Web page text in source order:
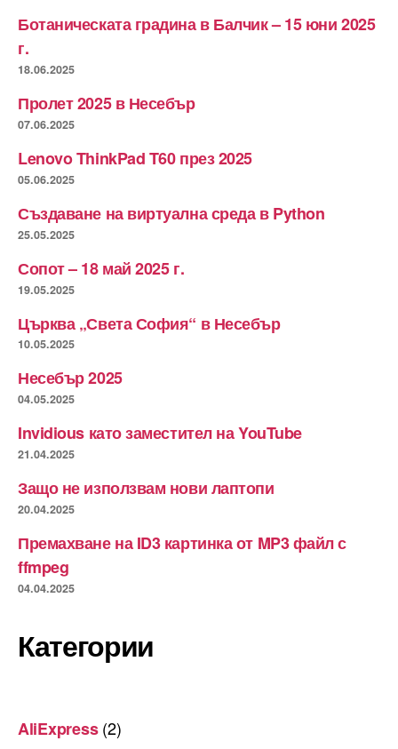
Ботаническата градина в Балчик – 15 юни 2025
г.
18.06.2025
Пролет 2025 в Несебър
07.06.2025
Lenovo ThinkPad T60 през 2025
05.06.2025
Създаване на виртуална среда в Python
25.05.2025
Сопот – 18 май 2025 г.
19.05.2025
Църква „Света София“ в Несебър
10.05.2025
Несебър 2025
04.05.2025
Invidious като заместител на YouTube
21.04.2025
Защо не използвам нови лаптопи
20.04.2025
Премахване на ID3 картинка от MP3 файл с
ffmpeg
04.04.2025
Категории
AliExpress(2)